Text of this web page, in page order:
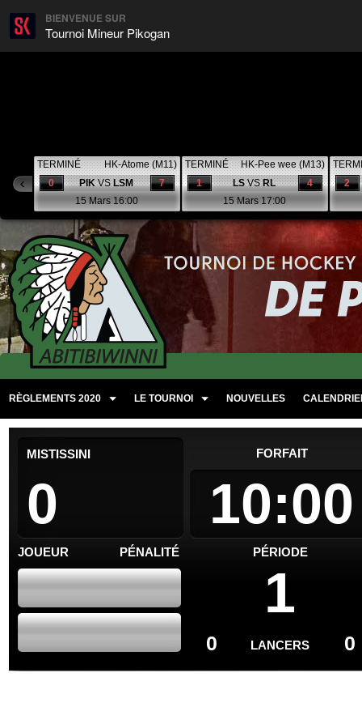
BIENVENUE SUR
Tournoi Mineur Pikogan
TERMINÉ
HK-Atome (M11)
7
0 PIKVSLSM
15 Mars 16:00
TERMINÉ
HK-Pee wee (M13)
4
1 LSVSRL
15 Mars 17:00
2
RÈGLEMENTS 2020 LE TOURNOI NOUVELLES
MISTISSINI
0
FORFAIT
10:00
JOUEUR PÉNALITÉ PÉRIODE
1
LANCERS
0 0